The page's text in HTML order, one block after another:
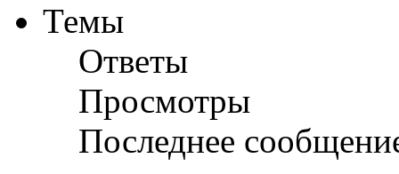
Темы
Ответы
Просмотры
Последнее